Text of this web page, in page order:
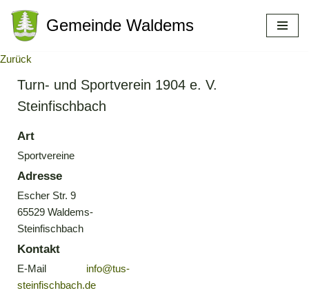
Zum
Inhalt
Gemeinde Waldems
Zurück
Turn- und Sportverein 1904 e. V.
Steinfischbach
Art
Sportvereine
Adresse
Escher Str. 9
65529 Waldems-
Steinfischbach
Kontakt
E-Mail
info@tus-
steinfischbach.de